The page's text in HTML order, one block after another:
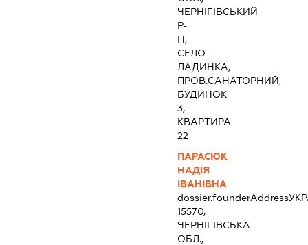
ЧЕРНІГІВСЬКИЙ
Р-
Н,
СЕЛО
ЛАДИНКА,
ПРОВ.САНАТОРНИЙ,
БУДИНОК
3,
КВАРТИРА
22
ПАРАСЮК
НАДІЯ
ІВАНІВНА
dossier.founderAddress
15570,
ЧЕРНІГІВСЬКА
ОБЛ.,